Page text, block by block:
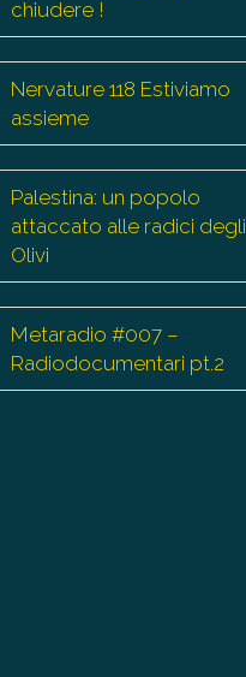
chiudere !
Nervature 118 Estiviamo
assieme
Palestina: un popolo
attaccato alle radici degli
Olivi
Metaradio #007 –
Radiodocumentari pt.2